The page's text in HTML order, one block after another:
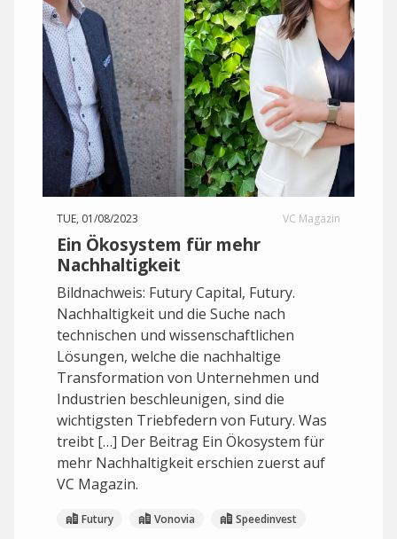
TUE, 01/08/2023 VC Magazin
Ein Ökosystem für mehr
Nachhaltigkeit
Bildnachweis: Futury Capital, Futury.
Nachhaltigkeit und die Suche nach
technischen und wissenschaftlichen
Lösungen, welche die nachhaltige
Transformation von Unternehmen und
Industrien beschleunigen, sind die
wichtigsten Triebfedern von Futury. Was
treibt […] Der Beitrag Ein Ökosystem für
mehr Nachhaltigkeit erschien zuerst auf
VC Magazin.
Futury Vonovia Speedinvest